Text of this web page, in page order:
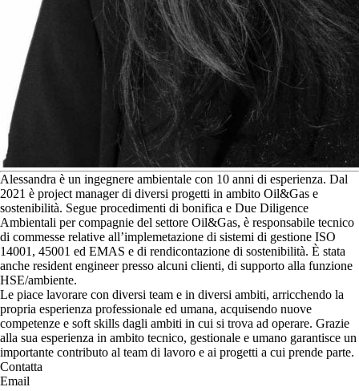
Alessandra è un ingegnere ambientale con 10 anni di esperienza. Dal
2021 è project manager di diversi progetti in ambito Oil&Gas e
sostenibilità. Segue procedimenti di bonifica e Due Diligence
Ambientali per compagnie del settore Oil&Gas, è responsabile tecnico
di commesse relative all’implemetazione di sistemi di gestione ISO
14001, 45001 ed EMAS e di rendicontazione di sostenibilità. È stata
anche resident engineer presso alcuni clienti, di supporto alla funzione
HSE/ambiente.
Le piace lavorare con diversi team e in diversi ambiti, arricchendo la
propria esperienza professionale ed umana, acquisendo nuove
competenze e soft skills dagli ambiti in cui si trova ad operare. Grazie
alla sua esperienza in ambito tecnico, gestionale e umano garantisce un
importante contributo al team di lavoro e ai progetti a cui prende parte.
Contatta
Email